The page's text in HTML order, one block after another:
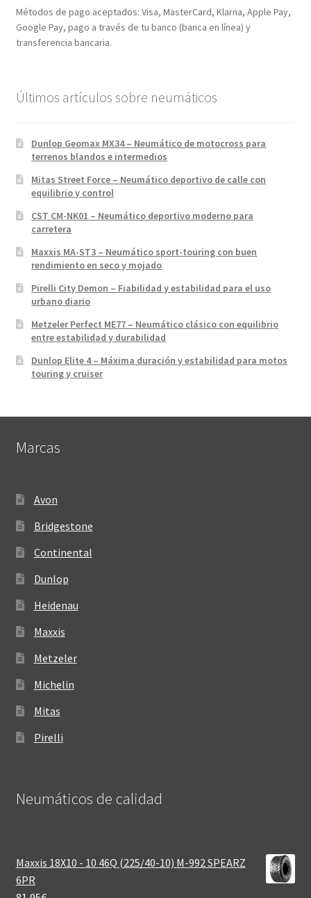
Métodos de pago aceptados: Visa, MasterCard, Klarna, Apple Pay,
Google Pay, pago a través de tu banco (banca en línea) y
transferencia bancaria.
Últimos artículos sobre neumáticos
Dunlop Geomax MX34 – Neumático de motocross para
terrenos blandos e intermedios
Mitas Street Force – Neumático deportivo de calle con
equilibrio y control
CST CM-NK01 – Neumático deportivo moderno para
carretera
Maxxis MA-ST3 – Neumático sport-touring con buen
rendimiento en seco y mojado
Pirelli City Demon – Fiabilidad y estabilidad para el uso
urbano diario
Metzeler Perfect ME77 – Neumático clásico con equilibrio
entre estabilidad y durabilidad
Dunlop Elite 4 – Máxima duración y estabilidad para motos
touring y cruiser
Marcas
Avon
Bridgestone
Continental
Dunlop
Heidenau
Maxxis
Metzeler
Michelin
Mitas
Pirelli
Neumáticos de calidad‎
Maxxis 18X10 - 10 46Q (225/40-10) M-992 SPEARZ
6PR